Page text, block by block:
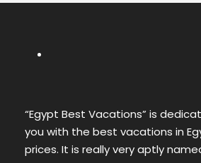
“Egypt Best Vacations” is
you with the best vacations in
prices. It is really very aptly